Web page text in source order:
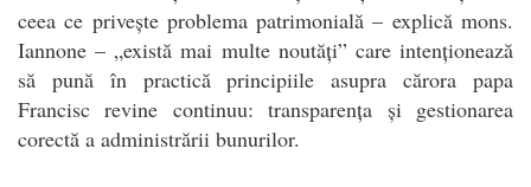
ceea ce privește problema patrimonială – explică mons.
Iannone – „există mai multe noutăți” care intenționează
să pună în practică principiile asupra cărora papa
Francisc revine continuu: transparența și gestionarea
corectă a administrării bunurilor.